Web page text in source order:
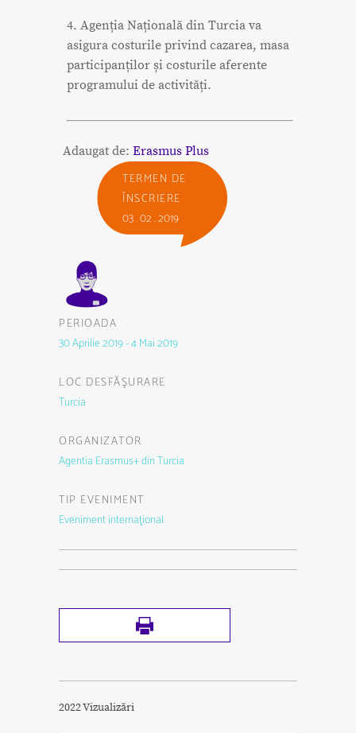
4. Agenția Națională din Turcia va
asigura costurile privind cazarea, masa
participanților și costurile aferente
programului de activități.
Adaugat de: Erasmus Plus
TERMEN DE
ÎNSCRIERE
03 . 02 . 2019
PERIOADA
30 Aprilie 2019 - 4 Mai 2019
LOC DESFĂŞURARE
Turcia
ORGANIZATOR
Agentia Erasmus+ din Turcia
TIP EVENIMENT
Eveniment internaţional
2022 Vizualizări